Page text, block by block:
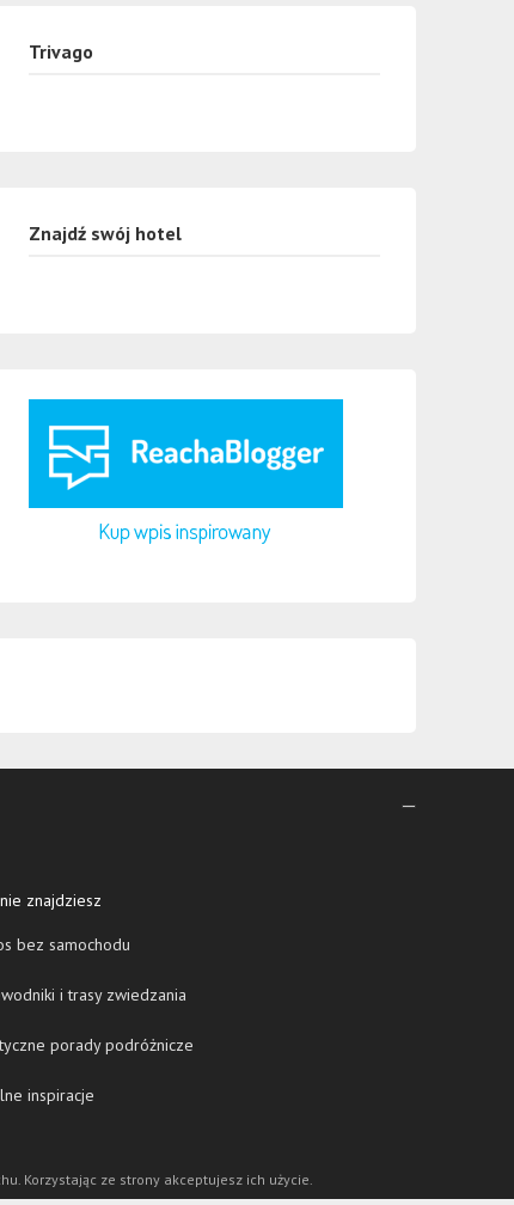
Trivago
Znajdź swój hotel
znajdziesz
bez samochodu
i trasy zwiedzania
porady podróżnicze
inspiracje
Korzystając ze strony akceptujesz ich użycie.